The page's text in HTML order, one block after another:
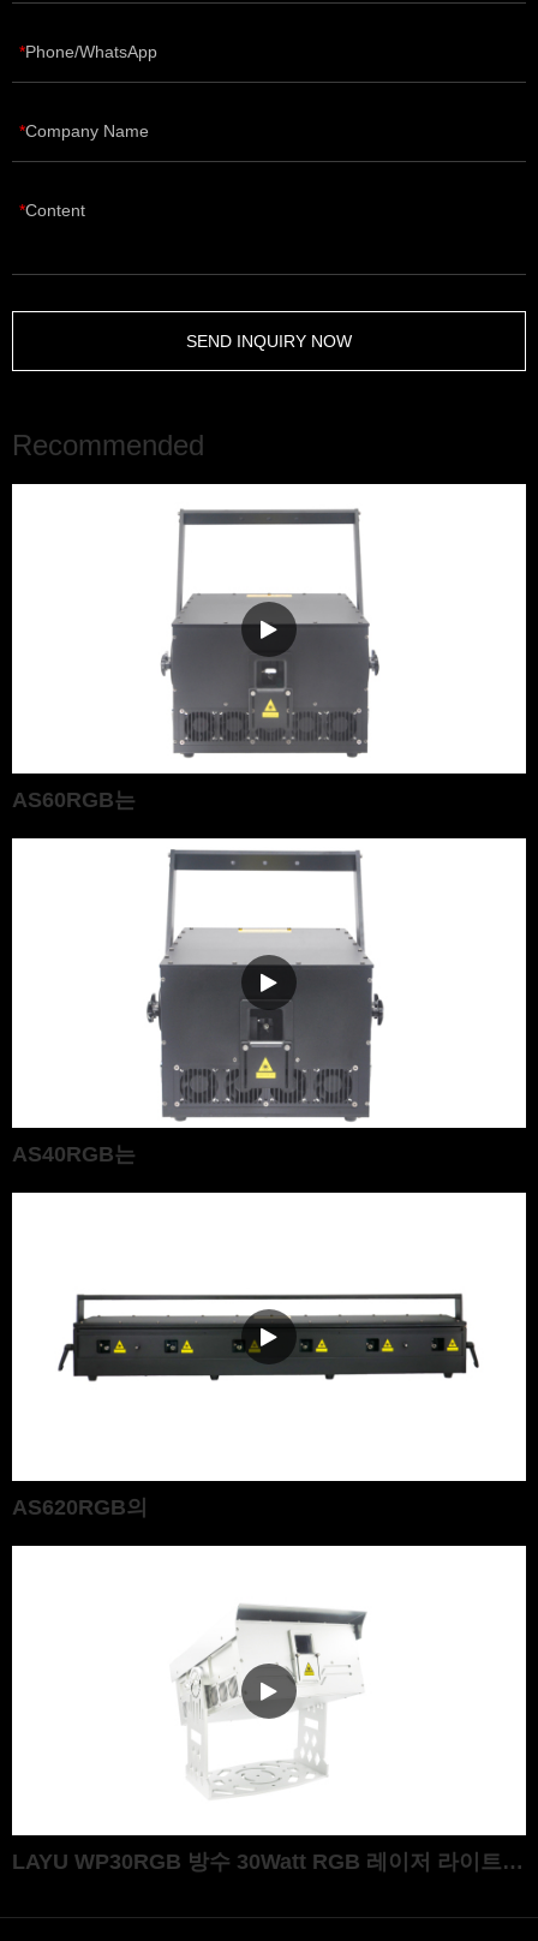
Phone/WhatsApp
Company Name
Content
SEND INQUIRY NOW
Recommended
AS60RGB는
AS40RGB는
AS620RGB의
LAYU WP30RGB 방수 30Watt RGB 레이저 라이트 프로젝터